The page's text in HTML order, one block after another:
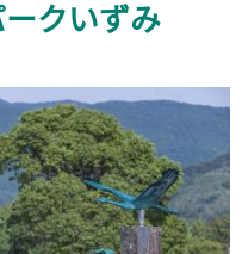
クいずみ